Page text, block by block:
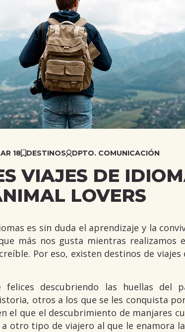
18 DESTINOS DPTO. COMUNICACIÓN
VIAJES DE
LOVERS
es sin duda el aprendizaje y la
más nos gusta mientras realizamos
Por eso, existen destinos de
felices descubriendo las huellas del
otros a los que se les conquista
el que el descubrimiento de manjares
otro tipo de viajero al que le enamora